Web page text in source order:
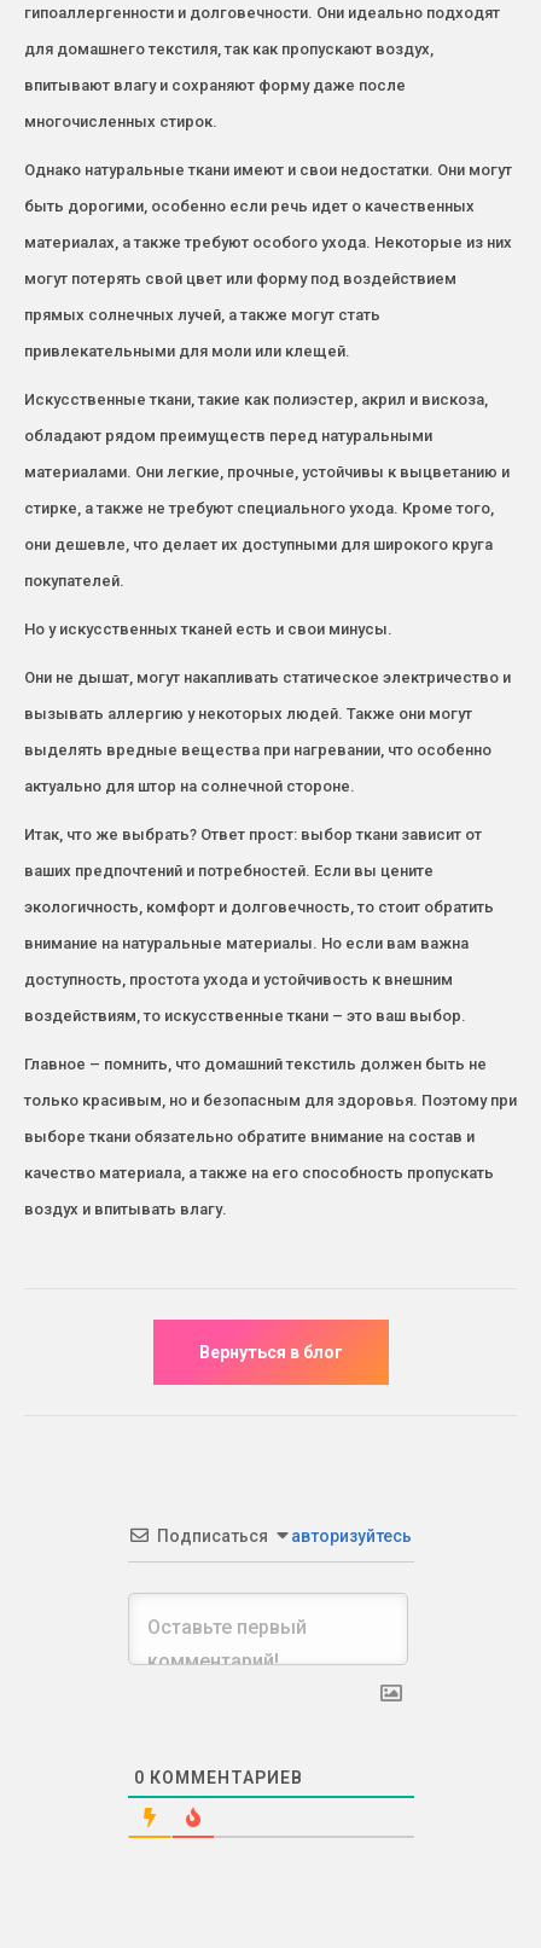
гипоаллергенности и долговечности. Они идеально подходят
для домашнего текстиля, так как пропускают воздух,
впитывают влагу и сохраняют форму даже после
многочисленных стирок.
Однако натуральные ткани имеют и свои недостатки. Они могут
быть дорогими, особенно если речь идет о качественных
материалах, а также требуют особого ухода. Некоторые из них
могут потерять свой цвет или форму под воздействием
прямых солнечных лучей, а также могут стать
привлекательными для моли или клещей.
Искусственные ткани, такие как полиэстер, акрил и вискоза,
обладают рядом преимуществ перед натуральными
материалами. Они легкие, прочные, устойчивы к выцветанию и
стирке, а также не требуют специального ухода. Кроме того,
они дешевле, что делает их доступными для широкого круга
покупателей.
Но у искусственных тканей есть и свои минусы.
Они не дышат, могут накапливать статическое электричество и
вызывать аллергию у некоторых людей. Также они могут
выделять вредные вещества при нагревании, что особенно
актуально для штор на солнечной стороне.
Итак, что же выбрать? Ответ прост: выбор ткани зависит от
ваших предпочтений и потребностей. Если вы цените
экологичность, комфорт и долговечность, то стоит обратить
внимание на натуральные материалы. Но если вам важна
доступность, простота ухода и устойчивость к внешним
воздействиям, то искусственные ткани – это ваш выбор.
Главное – помнить, что домашний текстиль должен быть не
только красивым, но и безопасным для здоровья. Поэтому при
выборе ткани обязательно обратите внимание на состав и
качество материала, а также на его способность пропускать
воздух и впитывать влагу.
Подписаться авторизуйтесь
0 КОММЕНТАРИЕВ